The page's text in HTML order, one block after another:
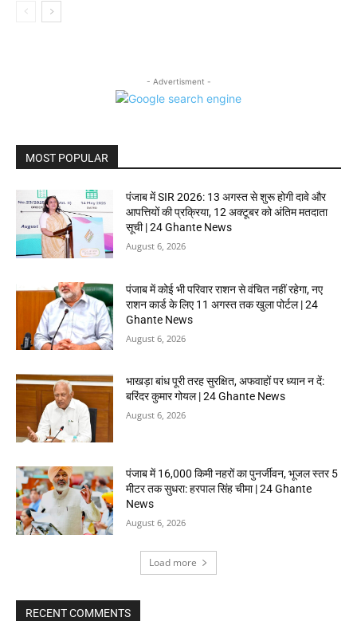
- Advertisment -
MOST POPULAR
पंजाब में SIR 2026: 13 अगस्त से शुरू होगी दावे और
आपत्तियों की प्रक्रिया, 12 अक्टूबर को अंतिम मतदाता
सूची | 24 Ghante News
August 6, 2026
पंजाब में कोई भी परिवार राशन से वंचित नहीं रहेगा, नए
राशन कार्ड के लिए 11 अगस्त तक खुला पोर्टल | 24
Ghante News
August 6, 2026
भाखड़ा बांध पूरी तरह सुरक्षित, अफवाहों पर ध्यान न दें:
बरिंदर कुमार गोयल | 24 Ghante News
August 6, 2026
पंजाब में 16,000 किमी नहरों का पुनर्जीवन, भूजल स्तर 5
मीटर तक सुधरा: हरपाल सिंह चीमा | 24 Ghante
News
August 6, 2026
Load more
RECENT COMMENTS